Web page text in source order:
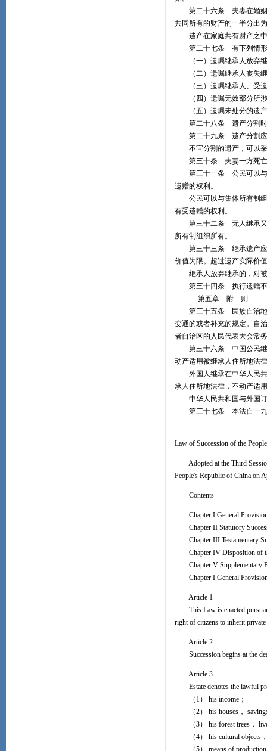
第二十六条 夫妻在婚姻关
共同所有的财产的一半分出
遗产在家庭共有财产之中
第二十七条 有下列情形
（一）遗嘱继承人放弃继
（二）遗嘱继承人丧失继
（三）遗嘱继承人、受遗
（四）遗嘱无效部分所涉
（五）遗嘱未处分的遗
第二十八条 遗产分割时，
第二十九条 遗产分割应
不宜分割的遗产，可以采
第三十条 夫妻一方死亡
第三十一条 公民可以与扶
遗赠的权利。
公民可以与集体所有制组
有受遗赠的权利。
第三十二条 无人继承又无
所有制组织所有。
第三十三条 继承遗产应当
价值为限。超过遗产实际价
继承人放弃继承的，对被
第三十四条 执行遗赠不
第五章 附 则
第三十五条 民族自治地方
变通的或者补充的规定。自
者自治区的人民代表大会常
第三十六条 中国公民继承
动产适用被继承人住所地法
外国人继承在中华人民共
承人住所地法律，不动产适
中华人民共和国与外国订
第三十七条 本法自一九
Law of Succession of the
Adopted at the Third Session
People's Republic of China on
Contents
Chapter I General
Chapter II Statutory
Chapter III Testamentary
Chapter IV Disposition of
Chapter V Supplementary
Chapter I General
Article 1
This Law is enacted
right of citizens to inherit
Article 2
Succession begins at the
Article 3
Estate denotes the lawful
（1） his income；
（2） his houses， savings
（3） his forest trees，
（4） his cultural objects，
（5） means of production